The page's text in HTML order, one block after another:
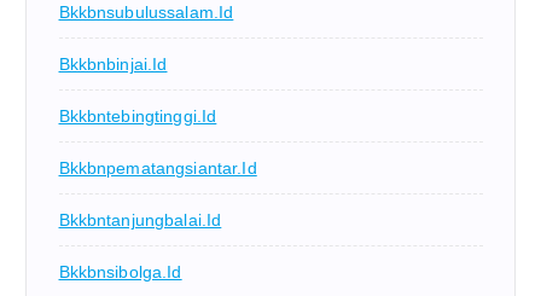
Bkkbnsubulussalam.id
Bkkbnbinjai.id
Bkkbntebingtinggi.id
Bkkbnpematangsiantar.id
Bkkbntanjungbalai.id
Bkkbnsibolga.id